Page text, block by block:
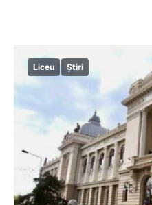
Liceu Știri